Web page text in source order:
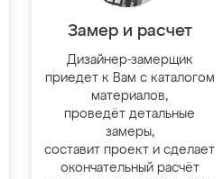
Замер и расчет
Дизайнер-замерщик
приедет к Вам с каталогом
материалов,
проведёт детальные
замеры,
составит проект и сделает
окончательный расчёт